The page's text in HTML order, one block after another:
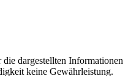
dargestellten Informationen
keine Gewährleistung.